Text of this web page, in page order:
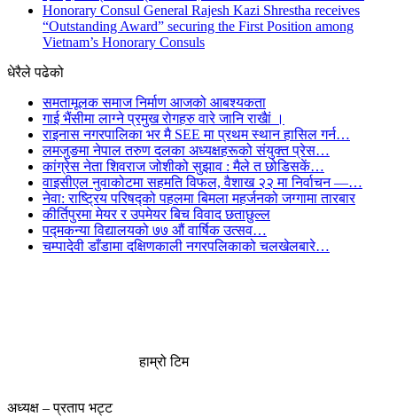
Honorary Consul General Rajesh Kazi Shrestha receives
“Outstanding Award” securing the First Position among
Vietnam’s Honorary Consuls
धेरैले पढेको
समतामूलक समाज निर्माण आजको आबश्यकता
गाई भैंसीमा लाग्ने प्रमुख रोगहरु वारे जानि राखैां ।
राइनास नगरपालिका भर मै SEE मा प्रथम स्थान हासिल गर्न…
लमजुङमा नेपाल तरुण दलका अध्यक्षहरूको संयुक्त प्रेस…
कांग्रेस नेता शिवराज जोशीको सुझाव : मैले त छोडिसकें…
वाइसीएल नुवाकोटमा सहमति विफल, वैशाख २२ मा निर्वाचन —…
नेवा: राष्ट्रिय परिषद्को पहलमा बिमला महर्जनको जग्गामा तारबार
कीर्तिपुरमा मेयर र उपमेयर बिच विवाद छताछुल्ल
पद्मकन्या विद्यालयको ७७ औं ‌‌वार्षिक ‌उत्सव…
चम्पादेवी डाँडामा दक्षिणकाली नगरपलिकाको चलखेलबारे…
हाम्रो टिम
अध्यक्ष – प्रताप भट्ट